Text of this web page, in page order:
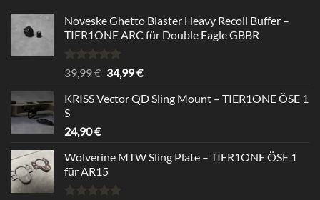
Noveske Ghetto Blaster Heavy Recoil Buffer –
TIER1ONE ARC für Double Eagle GBBR
Bewertet
mit
von 5
39,99€ Ursprünglicher
war:
34,99€Aktueller
ist:
KRISS Vector QD Sling Mount – TIER1ONE ÖSE 1
S
24,90€
Wolverine MTW Sling Plate – TIER1ONE ÖSE 1
für AR15